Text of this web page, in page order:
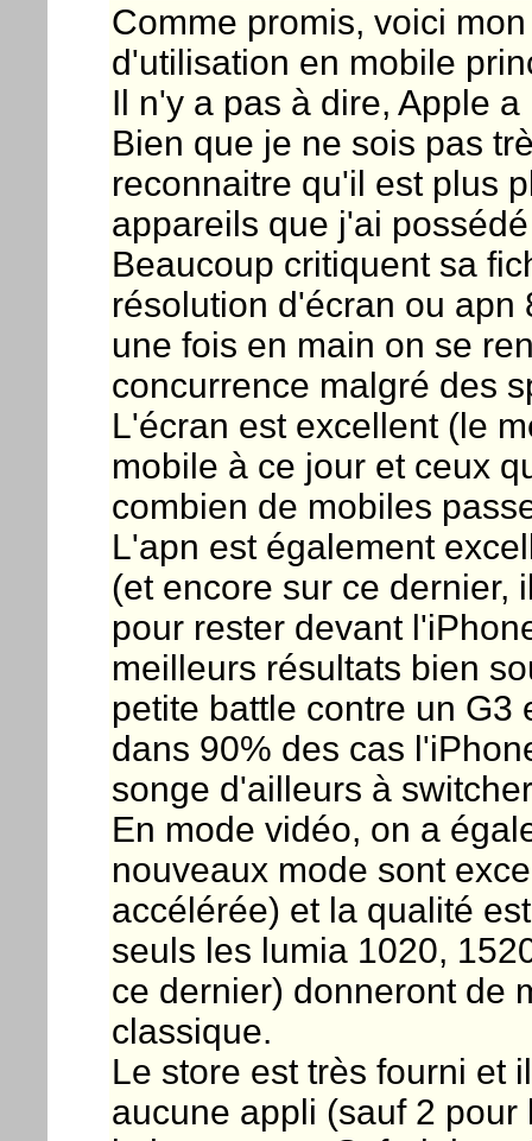
Comme promis, voici
d'utilisation en mobile
Il n'y a pas à dire, Apple
Bien que je ne sois pas
reconnaitre qu'il est plus
appareils que j'ai
Beaucoup critiquent sa
résolution d'écran ou apn
une fois en main on se
concurrence malgré des
L'écran est excellent (le
mobile à ce jour et ceux
combien de mobiles
L'apn est également
(et encore sur ce dernier,
pour rester devant
meilleurs résultats bien
petite battle contre un G3
dans 90% des cas
songe d'ailleurs à
En mode vidéo, on a
nouveaux mode sont
accélérée) et la qualité
seuls les lumia 1020,
ce dernier) donneront de
classique.
Le store est très fourni et
aucune appli (sauf 2